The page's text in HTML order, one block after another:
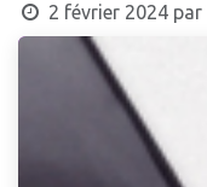
2 février 2024 par